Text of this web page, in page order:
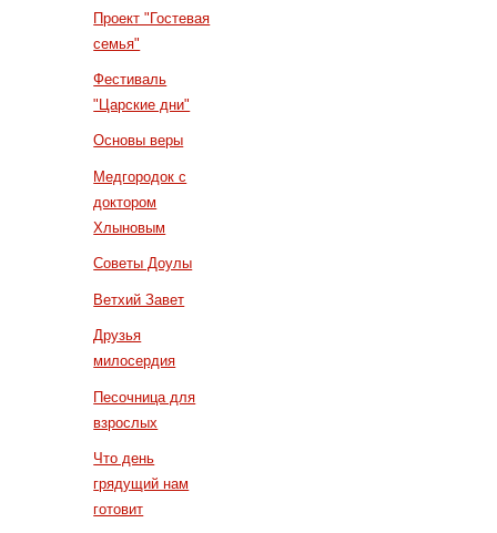
Проект "Гостевая
семья"
Фестиваль
"Царские дни"
Основы веры
Медгородок с
доктором
Хлыновым
Советы Доулы
Ветхий Завет
Друзья
милосердия
Песочница для
взрослых
Что день
грядущий нам
готовит